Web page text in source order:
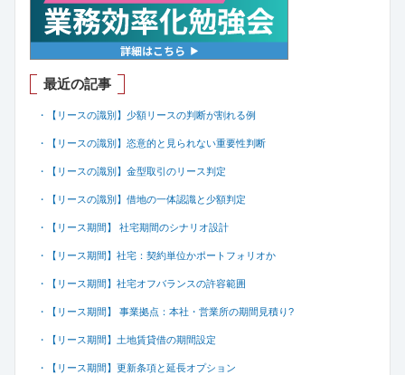
最近の記事
・【リースの識別】少額リースの判断が割れる例
・【リースの識別】恣意的と見られない重要性判断
・【リースの識別】金型取引のリース判定
・【リースの識別】借地の一体認識と少額判定
・【リース期間】 社宅期間のシナリオ設計
・【リース期間】社宅：契約単位かポートフォリオか
・【リース期間】社宅オフバランスの許容範囲
・【リース期間】 事業拠点：本社・営業所の期間見積り?
・【リース期間】土地賃貸借の期間設定
・【リース期間】更新条項と延長オプション